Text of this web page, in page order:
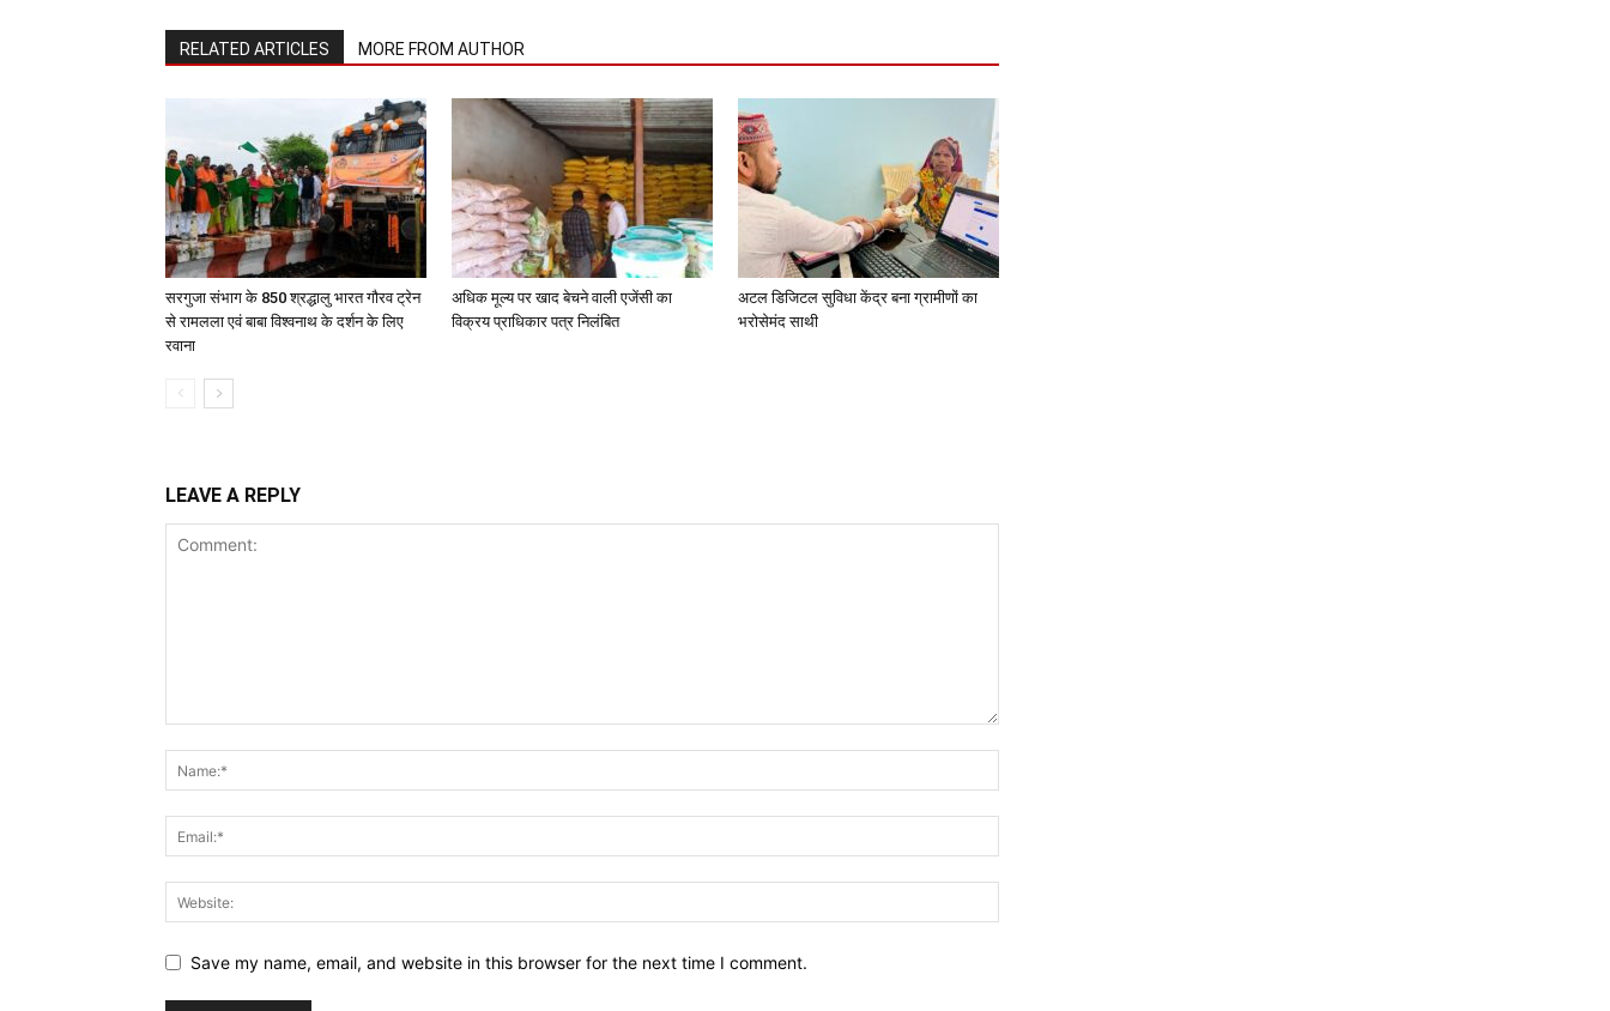
RELATED ARTICLES MORE FROM AUTHOR
सरगुजा संभाग के 850 श्रद्धालु भारत गौरव ट्रेन
से रामलला एवं बाबा विश्वनाथ के दर्शन के लिए
रवाना
अधिक मूल्य पर खाद बेचने वाली एजेंसी का
विक्रय प्राधिकार पत्र निलंबित
अटल डिजिटल सुविधा केंद्र बना ग्रामीणों का
भरोसेमंद साथी
LEAVE A REPLY
Save my name, email, and website in this browser for the next time I comment.